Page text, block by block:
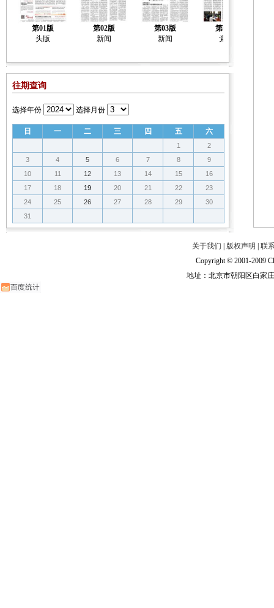
第01版
头版
第02版
新闻
第03版
新闻
第04版
党建
往期查询
选择年份 选择月份
日 一 二 三 四 五 六
1
2
3
4 5 6 7 8
9
10
11 12 13 14 15
16
17
18 19 20 21 22
23
24
25 26 27 28 29
30
31
关于我们 版权声明
联
Copyright © 2001-2009
地址：北京市朝阳区白家